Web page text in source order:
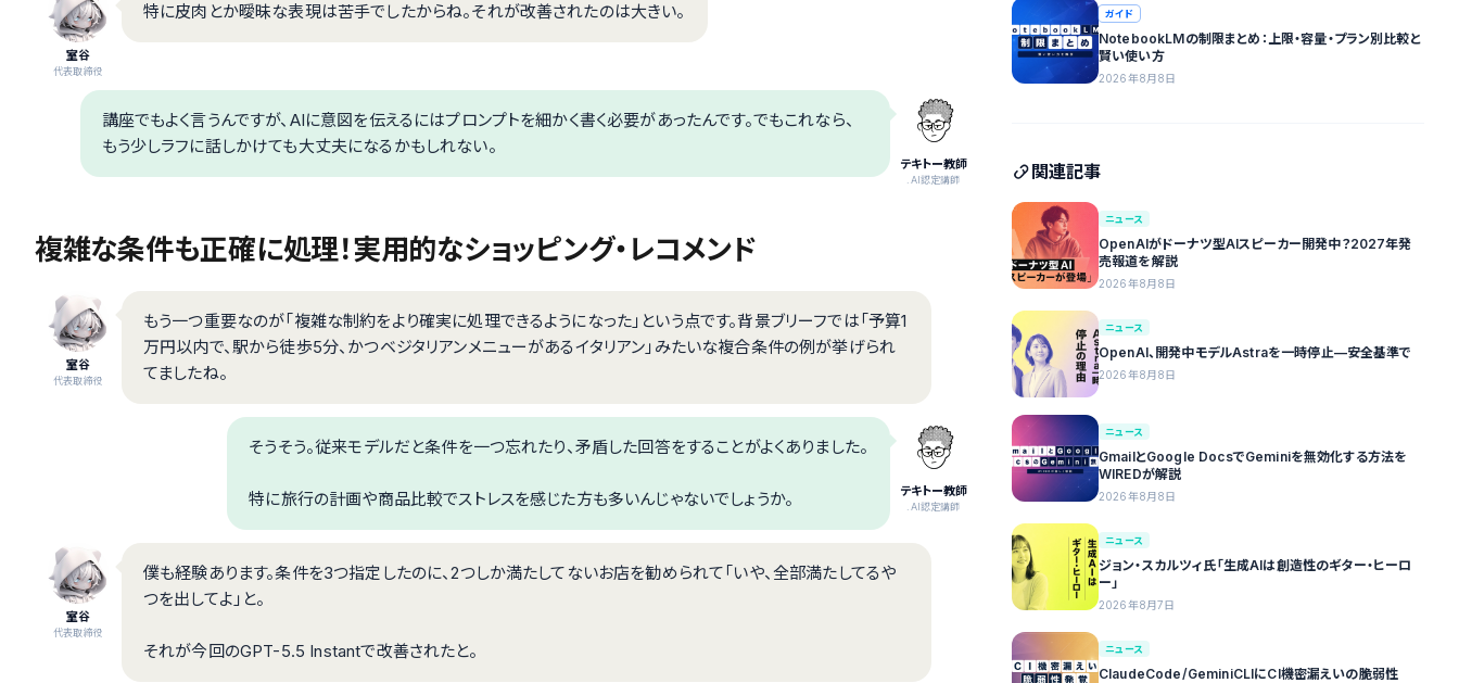
室谷
代表取締役
特に皮肉とか曖昧な表現は苦手でしたからね。それが改善されたのは大きい。
テキトー教師
.AI認定講師
講座でもよく言うんですが、AIに意図を伝えるにはプロンプトを細かく書く必要があったんです。でもこれなら、
もう少しラフに話しかけても大丈夫になるかもしれない。
複雑な条件も正確に処理！実用的なショッピング・レコメンド
室谷
代表取締役
もう一つ重要なのが「複雑な制約をより確実に処理できるようになった」という点です。背景ブリーフでは「予算1
万円以内で、駅から徒歩5分、かつベジタリアンメニューがあるイタリアン」みたいな複合条件の例が挙げられ
てましたね。
テキトー教師
.AI認定講師
そうそう。従来モデルだと条件を一つ忘れたり、矛盾した回答をすることがよくありました。
特に旅行の計画や商品比較でストレスを感じた方も多いんじゃないでしょうか。
室谷
代表取締役
僕も経験あります。条件を3つ指定したのに、2つしか満たしてないお店を勧められて「いや、全部満たしてるや
つを出してよ」と。
それが今回のGPT-5.5 Instantで改善されたと。
ガイド
NotebookLMの制限まとめ：上限・容量・プラン別比較と
賢い使い方
2026年8月8日
関連記事
ニュース
OpenAIがドーナツ型AIスピーカー開発中？2027年発
売報道を解説
2026年8月8日
ニュース
OpenAI、開発中モデルAstraを一時停止—安全基準で
2026年8月8日
ニュース
GmailとGoogle DocsでGeminiを無効化する方法を
WIREDが解説
2026年8月8日
ニュース
ジョン・スカルツィ氏「生成AIは創造性のギター・ヒーロ
ー」
2026年8月7日
ニュース
ClaudeCode/GeminiCLIにCI機密漏えいの脆弱性